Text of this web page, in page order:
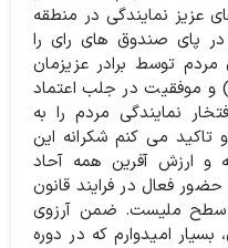
عزیز نمایندگی در منطقه
پای صندوق های رای را
توسط برادر عزیزمان
و موفقیت در جلب اعتماد
نمایندگی مردم را به
می کنم شکرانه این
و ارزش آفرین همه آحاد
فعال در فرایند قانون
سطح ملیست. ضمن آرزوی
امیدوارم که در دوره